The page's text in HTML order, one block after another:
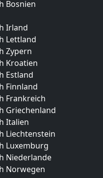
Bosnien
Irland
Lettland
Zypern
Kroatien
Estland
Finnland
Frankreich
Griechenland
Italien
Liechtenstein
Luxemburg
Niederlande
Norwegen